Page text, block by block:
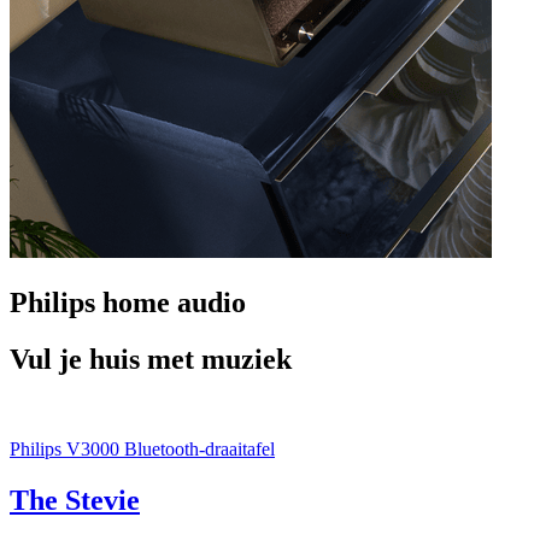
Philips home audio
Vul je huis met muziek
Philips V3000 Bluetooth-draaitafel
The Stevie